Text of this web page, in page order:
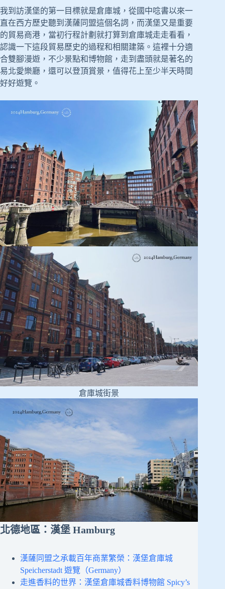
我到訪漢堡的第一目標就是倉庫城，從國中唸書以來一
直在西方歷史聽到漢薩同盟這個名詞，而漢堡又是重要
的貿易商港，當初行程計劃就打算到倉庫城走走看看，
認識一下這段貿易歷史的過程和相關建築。這裡十分適
合雙腳漫遊，不少景點和博物館，走到盡頭就是著名的
易北愛樂廳，還可以登頂賞景，值得花上至少半天時間
好好遊覽。
倉庫城街景
北德地區： 漢堡 Hamburg
漢薩同盟之承載百年商業繁榮：漢堡倉庫城
Speicherstadt 遊覽（Germany）
走進香料的世界：漢堡倉庫城香料博物館 Spicy’s